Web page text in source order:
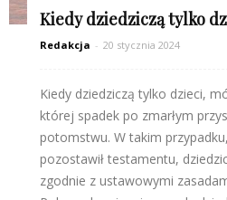
Kiedy dziedziczą tylko
Redakcja - 20 stycznia 2024
Kiedy dziedziczą tylko dzieci,
której spadek po zmarłym
potomstwu. W takim
pozostawił testamentu,
zgodnie z ustawowymi